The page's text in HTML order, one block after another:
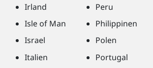
Irland
Isle of Man
Israel
Italien
Peru
Philippinen
Polen
Portugal